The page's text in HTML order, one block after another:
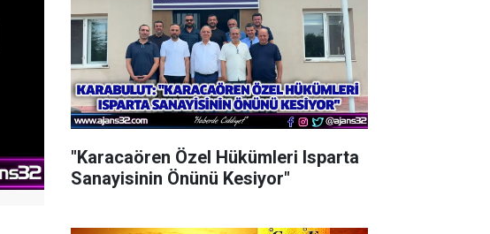
"Karacaören Özel Hükümleri Isparta
Sanayisinin Önünü Kesiyor"